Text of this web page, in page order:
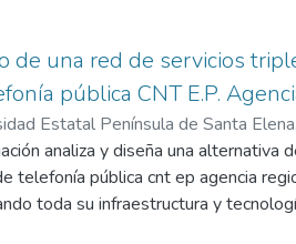
el respectivo análisis de
de las mediciones y la comparativa
electromagnéticos existentes en
el valor general de la media
laboratorios de informática y
el 0.11%.
de radiación no ionizante a 60hz
por la ICNIRP, por lo tanto no
de una red de servicios
pública CNT E.P.
Estatal Península de Santa
analiza y diseña una
telefonía pública cnt ep agencia
toda su infraestructura y
cinco capítulos.